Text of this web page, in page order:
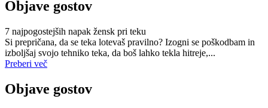
Objave gostov
7 najpogostejših napak žensk pri teku
Si prepričana, da se teka lotevaš pravilno? Izogni se poškodbam in
izboljšaj svojo tehniko teka, da boš lahko tekla hitreje,...
Preberi več
Objave gostov